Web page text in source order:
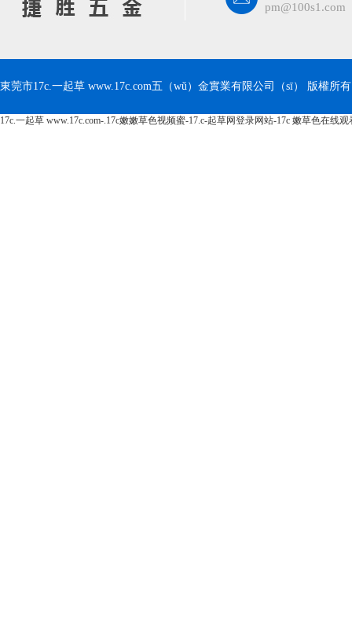
pm@100s1.com
東莞市17c.一起草 www.17c.com五（wǔ）金實業有限公司（sī） 版權所
17c.一起草 www.17c.com-.17c嫩嫩草色视频蜜-17.c-起草网登录网站-17c 嫩草色在线观